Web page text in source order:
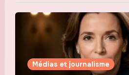
Médias et journalisme